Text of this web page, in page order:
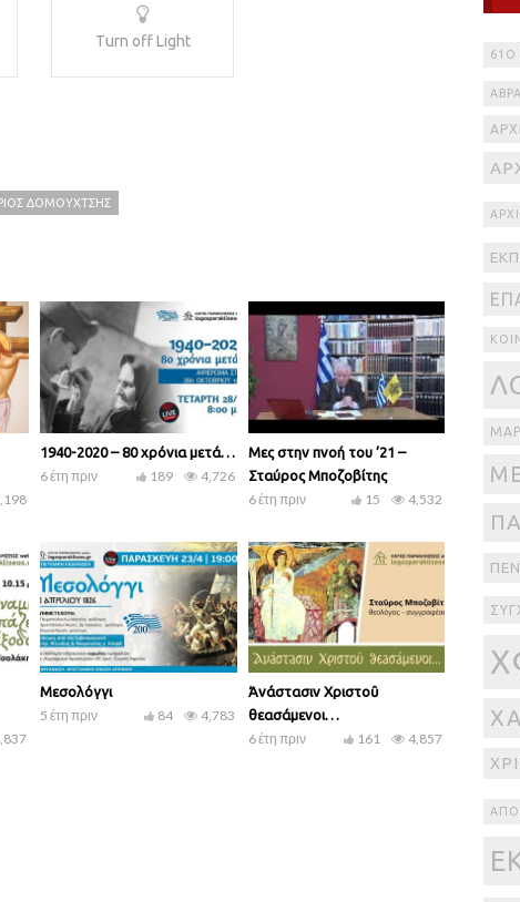
Turn off Light
ΔΟΜΟΥΧΤΣΉΣ
1940-2020 – 80 χρόνια μετά…
6 έτη πριν 4,726
189
Μες στην πνοή του ’21 –
Σταύρος Μποζοβίτης
6 έτη πριν 4,532
15
Μεσολόγγι
5 έτη πριν 4,783
84
Ἀνάστασιν Χριστοῦ
θεασάμενοι…
6 έτη πριν 4,857
161
61Ο